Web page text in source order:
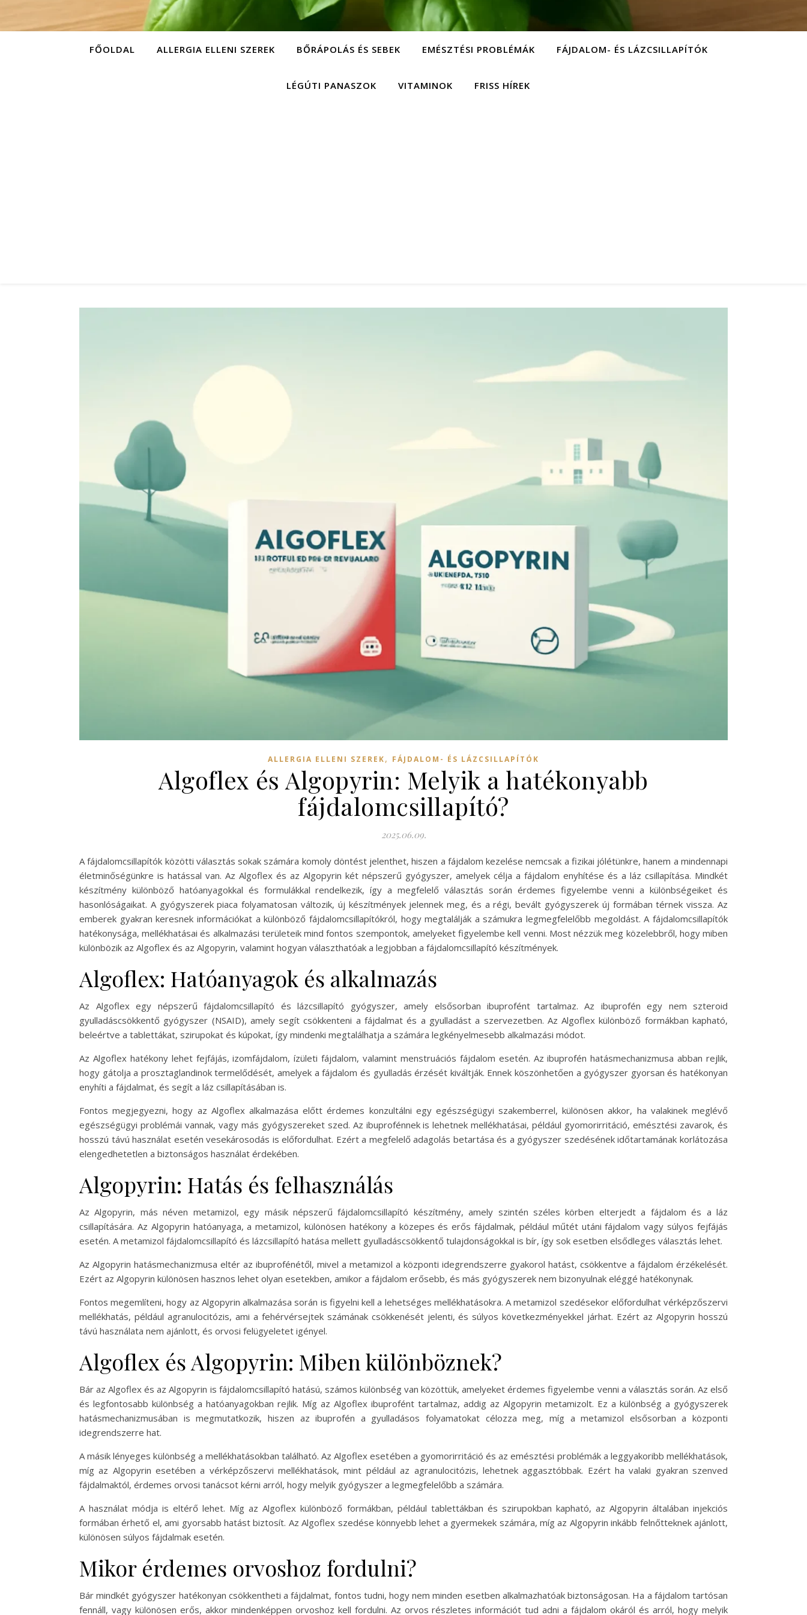
FŐOLDAL ALLERGIA ELLENI SZEREK BŐRÁPOLÁS ÉS SEBEK EMÉSZTÉSI PROBLÉMÁK FÁJDALOM- ÉS LÁZCSILLAPÍTÓK
LÉGÚTI PANASZOK VITAMINOK FRISS HÍREK
ALLERGIA ELLENI SZEREK, FÁJDALOM- ÉS LÁZCSILLAPÍTÓK
Algoflex és Algopyrin: Melyik a hatékonyabb
fájdalomcsillapító?
2025.06.09.
A fájdalomcsillapítók közötti választás sokak számára komoly döntést jelenthet, hiszen a fájdalom kezelése nemcsak a fizikai jólétünkre, hanem a mindennapi
életminőségünkre is hatással van. Az Algoflex és az Algopyrin két népszerű gyógyszer, amelyek célja a fájdalom enyhítése és a láz csillapítása. Mindkét
készítmény különböző hatóanyagokkal és formulákkal rendelkezik, így a megfelelő választás során érdemes figyelembe venni a különbségeiket és
hasonlóságaikat. A gyógyszerek piaca folyamatosan változik, új készítmények jelennek meg, és a régi, bevált gyógyszerek új formában térnek vissza. Az
emberek gyakran keresnek információkat a különböző fájdalomcsillapítókról, hogy megtalálják a számukra legmegfelelőbb megoldást. A fájdalomcsillapítók
hatékonysága, mellékhatásai és alkalmazási területeik mind fontos szempontok, amelyeket figyelembe kell venni. Most nézzük meg közelebbről, hogy miben
különbözik az Algoflex és az Algopyrin, valamint hogyan választhatóak a legjobban a fájdalomcsillapító készítmények.
Algoflex: Hatóanyagok és alkalmazás
Az Algoflex egy népszerű fájdalomcsillapító és lázcsillapító gyógyszer, amely elsősorban ibuprofént tartalmaz. Az ibuprofén egy nem szteroid
gyulladáscsökkentő gyógyszer (NSAID), amely segít csökkenteni a fájdalmat és a gyulladást a szervezetben. Az Algoflex különböző formákban kapható,
beleértve a tablettákat, szirupokat és kúpokat, így mindenki megtalálhatja a számára legkényelmesebb alkalmazási módot.
Az Algoflex hatékony lehet fejfájás, izomfájdalom, ízületi fájdalom, valamint menstruációs fájdalom esetén. Az ibuprofén hatásmechanizmusa abban rejlik,
hogy gátolja a prosztaglandinok termelődését, amelyek a fájdalom és gyulladás érzését kiváltják. Ennek köszönhetően a gyógyszer gyorsan és hatékonyan
enyhíti a fájdalmat, és segít a láz csillapításában is.
Fontos megjegyezni, hogy az Algoflex alkalmazása előtt érdemes konzultálni egy egészségügyi szakemberrel, különösen akkor, ha valakinek meglévő
egészségügyi problémái vannak, vagy más gyógyszereket szed. Az ibuprofénnek is lehetnek mellékhatásai, például gyomorirritáció, emésztési zavarok, és
hosszú távú használat esetén vesekárosodás is előfordulhat. Ezért a megfelelő adagolás betartása és a gyógyszer szedésének időtartamának korlátozása
elengedhetetlen a biztonságos használat érdekében.
Algopyrin: Hatás és felhasználás
Az Algopyrin, más néven metamizol, egy másik népszerű fájdalomcsillapító készítmény, amely szintén széles körben elterjedt a fájdalom és a láz
csillapítására. Az Algopyrin hatóanyaga, a metamizol, különösen hatékony a közepes és erős fájdalmak, például műtét utáni fájdalom vagy súlyos fejfájás
esetén. A metamizol fájdalomcsillapító és lázcsillapító hatása mellett gyulladáscsökkentő tulajdonságokkal is bír, így sok esetben elsődleges választás lehet.
Az Algopyrin hatásmechanizmusa eltér az ibuprofénétől, mivel a metamizol a központi idegrendszerre gyakorol hatást, csökkentve a fájdalom érzékelését.
Ezért az Algopyrin különösen hasznos lehet olyan esetekben, amikor a fájdalom erősebb, és más gyógyszerek nem bizonyulnak eléggé hatékonynak.
Fontos megemlíteni, hogy az Algopyrin alkalmazása során is figyelni kell a lehetséges mellékhatásokra. A metamizol szedésekor előfordulhat vérképzőszervi
mellékhatás, például agranulocitózis, ami a fehérvérsejtek számának csökkenését jelenti, és súlyos következményekkel járhat. Ezért az Algopyrin hosszú
távú használata nem ajánlott, és orvosi felügyeletet igényel.
Algoflex és Algopyrin: Miben különböznek?
Bár az Algoflex és az Algopyrin is fájdalomcsillapító hatású, számos különbség van közöttük, amelyeket érdemes figyelembe venni a választás során. Az első
és legfontosabb különbség a hatóanyagokban rejlik. Míg az Algoflex ibuprofént tartalmaz, addig az Algopyrin metamizolt. Ez a különbség a gyógyszerek
hatásmechanizmusában is megmutatkozik, hiszen az ibuprofén a gyulladásos folyamatokat célozza meg, míg a metamizol elsősorban a központi
idegrendszerre hat.
A másik lényeges különbség a mellékhatásokban található. Az Algoflex esetében a gyomorirritáció és az emésztési problémák a leggyakoribb mellékhatások,
míg az Algopyrin esetében a vérképzőszervi mellékhatások, mint például az agranulocitózis, lehetnek aggasztóbbak. Ezért ha valaki gyakran szenved
fájdalmaktól, érdemes orvosi tanácsot kérni arról, hogy melyik gyógyszer a legmegfelelőbb a számára.
A használat módja is eltérő lehet. Míg az Algoflex különböző formákban, például tablettákban és szirupokban kapható, az Algopyrin általában injekciós
formában érhető el, ami gyorsabb hatást biztosít. Az Algoflex szedése könnyebb lehet a gyermekek számára, míg az Algopyrin inkább felnőtteknek ajánlott,
különösen súlyos fájdalmak esetén.
Mikor érdemes orvoshoz fordulni?
Bár mindkét gyógyszer hatékonyan csökkentheti a fájdalmat, fontos tudni, hogy nem minden esetben alkalmazhatóak biztonságosan. Ha a fájdalom tartósan
fennáll, vagy különösen erős, akkor mindenképpen orvoshoz kell fordulni. Az orvos részletes információt tud adni a fájdalom okáról és arról, hogy melyik